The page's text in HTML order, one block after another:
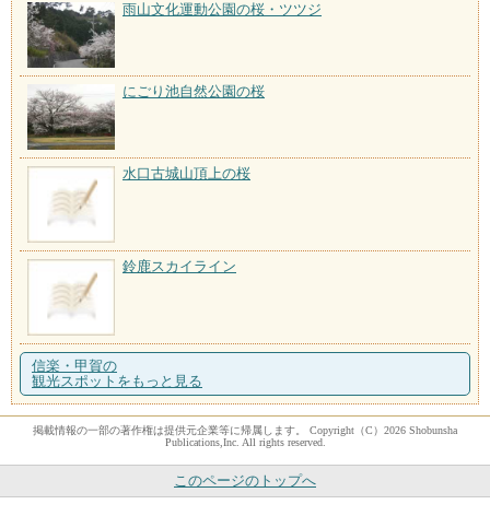
雨山文化運動公園の桜・ツツジ
にごり池自然公園の桜
水口古城山頂上の桜
鈴鹿スカイライン
信楽・甲賀の
観光スポットをもっと見る
掲載情報の一部の著作権は提供元企業等に帰属します。 Copyright（C）2026 Shobunsha
Publications,Inc. All rights reserved.
このページのトップへ